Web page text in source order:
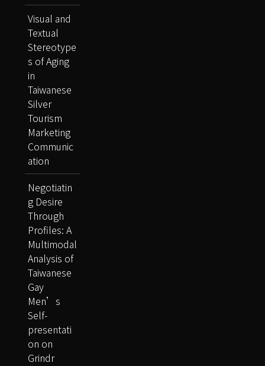
Visual and
Textual
Stereotype
s of Aging
in
Taiwanese
Silver
Tourism
Marketing
Communic
ation
Negotiatin
g Desire
Through
Profiles: A
Multimodal
Analysis of
Taiwanese
Gay
Men’s
Self-
presentati
on on
Grindr